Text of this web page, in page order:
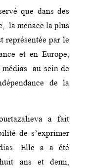
que dans des
la menace la plus
représentée par le
et en Europe,
médias au sein de
de la
a fait
de s’exprimer
Elle a a été
ans et demi,